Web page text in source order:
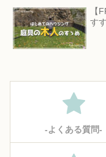
【
す
‐よくある質問‐